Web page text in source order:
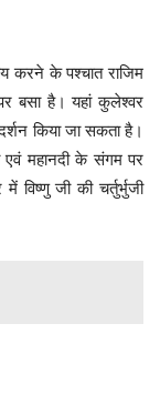
करने के पश्चात राजिम
बसा है। यहां कुलेश्वर
किया जा सकता है।
एवं महानदी के संगम पर
विष्णु जी की चर्तुर्भुजी